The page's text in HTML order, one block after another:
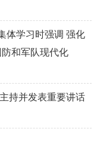
体学习时强调 强化
和军队现代化
持并发表重要讲话